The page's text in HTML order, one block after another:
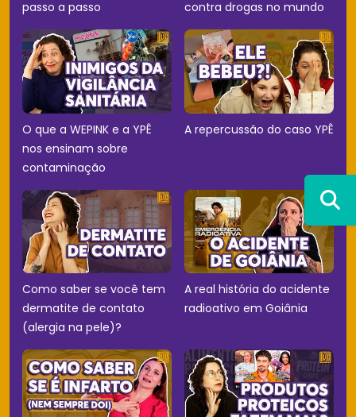
passo a passo contra drogas no mundo
O que a WEPINK e a YPÊ
nos ensinam sobre
contaminação
A repercussão do caso YPÊ
Como saber se você tem
dermatite de contato
(alergia na pele)?
A real história do acidente
radioativo em Goiânia